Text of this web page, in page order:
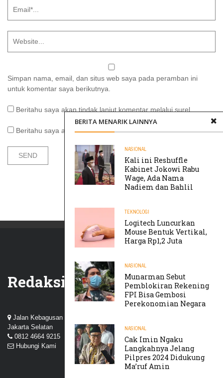
Simpan nama, email, dan situs web saya pada peramban ini
untuk komentar saya berikutnya.
Beritahu saya akan tindak lanjut komentar melalui surel.
Beritahu saya akan tulisan baru melalui surel.
BERITA MENARIK LAINNYA
NASIONAL
Kali ini Reshuffle
Kabinet Jokowi Rabu
Wage, Ada Nama
Nadiem dan Bahlil
TEKNOLOGI
Logitech Luncurkan
Mouse Bentuk Vertikal,
Harga Rp1,2 Juta
NASIONAL
Munarman Sebut
Pemblokiran Rekening
FPI Bisa Gembosi
Perekonomian Negara
NASIONAL
Cak Imin Ngaku
Langkahnya Jelang
Pilpres 2024 Didukung
Ma’ruf Amin
Redaksi
Jalan Kebagusan III, Perum Nuansa Kebagusan, Pasar Minggu,
Jakarta Selatan
0812 4664 9215
Hubungi Kami